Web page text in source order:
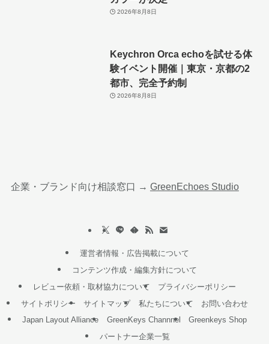
2026年8月8日
Keychron Orca echoを試せる体
験イベント開催｜東京・京都の2
都市、完全予約制
2026年8月8日
企業・ブランド向け相談窓口 → GreenEchoes Studio
運営者情報・広告掲載について
コンテンツ作成・編集方針について
レビュー依頼・取材協力について
プライバシーポリシー
サイトポリシー
サイトマップ 私たちについて
お問い合わせ
Japan Layout Alliance
GreenKeys Channnel
Greenkeys Shop
パートナー企業一覧